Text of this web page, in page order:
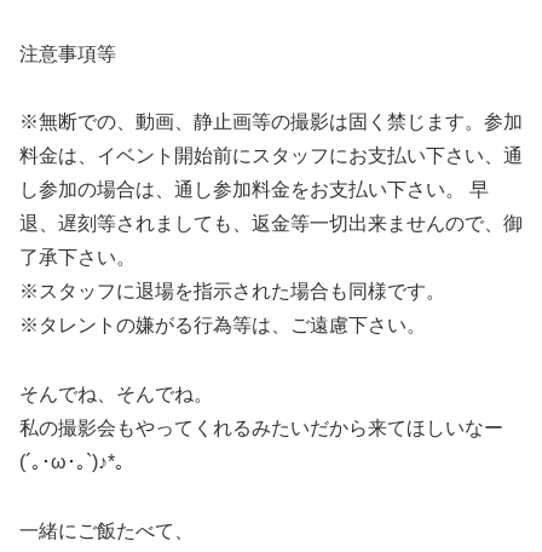
注意事項等
※無断での、動画、静止画等の撮影は固く禁じます。参加
料金は、イベント開始前にスタッフにお支払い下さい、通
し参加の場合は、通し参加料金をお支払い下さい。 早
退、遅刻等されましても、返金等一切出来ませんので、御
了承下さい。
※スタッフに退場を指示された場合も同様です。
※タレントの嫌がる行為等は、ご遠慮下さい。
そんでね、そんでね。
私の撮影会もやってくれるみたいだから来てほしいなー
(´｡･ω･｡`)♪*。
一緒にご飯たべて、